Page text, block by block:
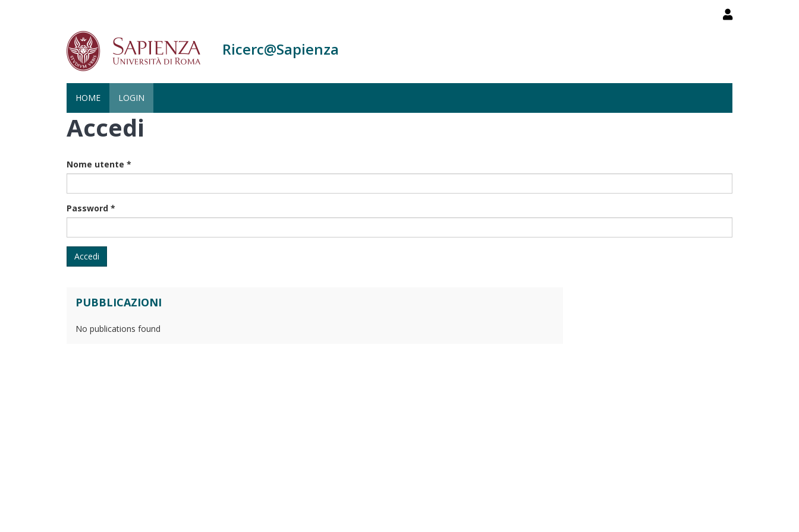
Ricerc@Sapienza
HOME LOGIN
Accedi
Nome utente *
Password *
Accedi
PUBBLICAZIONI
No publications found